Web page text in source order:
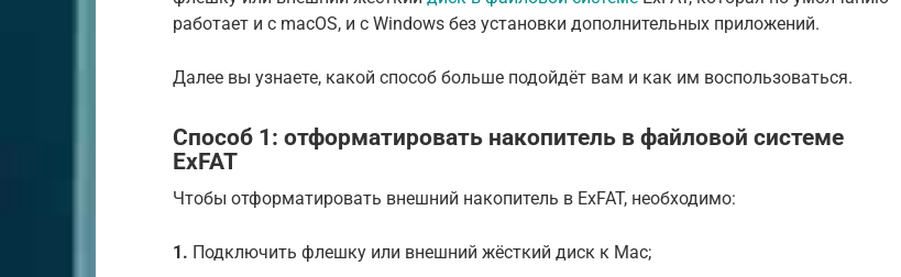
работает и с macOS, и с Windows без установки дополнительных приложений.
Далее вы узнаете, какой способ больше подойдёт вам и как им воспользоваться.
Способ 1: отформатировать накопитель в файловой системе
ExFAT
Чтобы отформатировать внешний накопитель в ExFAT, необходимо:
1. Подключить флешку или внешний жёсткий диск к Mac;